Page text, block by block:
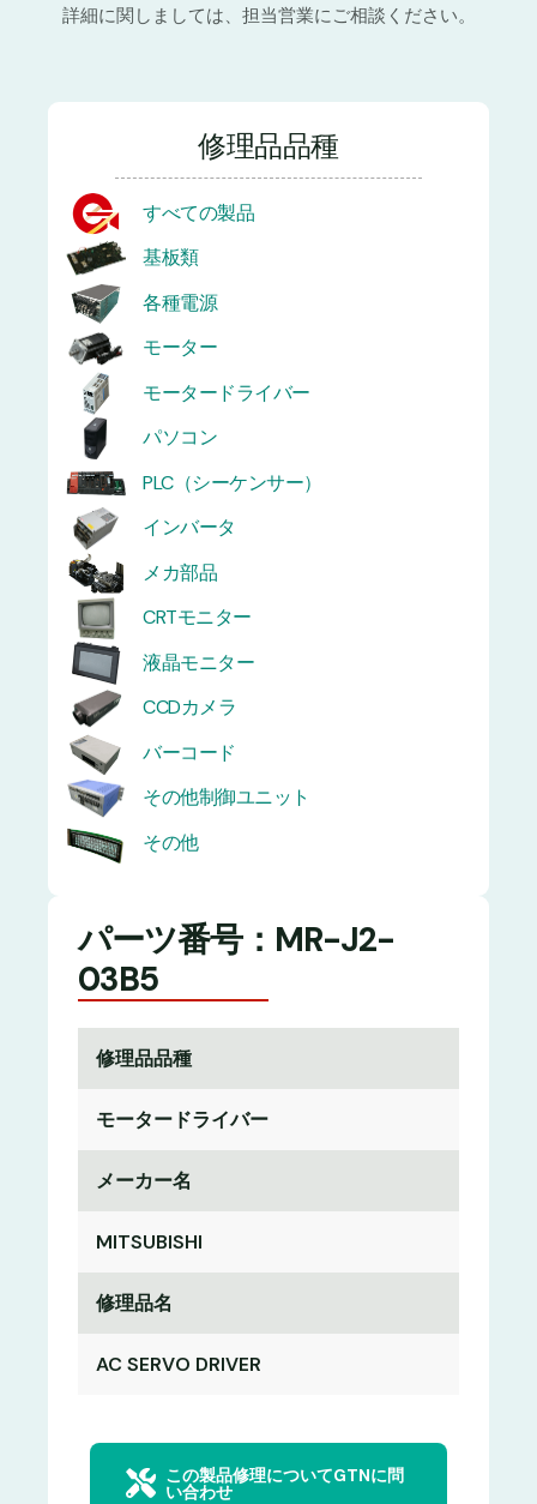
詳細に関しましては、担当営業にご相談ください。
修理品品種
すべての製品
基板類
各種電源
モーター
モータードライバー
パソコン
PLC（シーケンサー）
インバータ
メカ部品
CRTモニター
液晶モニター
CCDカメラ
バーコード
その他制御ユニット
その他
パーツ番号：MR-J2-
03B5
修理品品種
モータードライバー
メーカー名
MITSUBISHI
修理品名
AC SERVO DRIVER
この製品修理についてGTNに問
い合わせ